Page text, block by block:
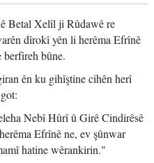
Betal Xelîl ji Rûdawê re
dîrokî yên li herêma Efrînê
bûne.
ên ku gihîştine cihên herî
Nebî Hûrî û Girê Cindirêsê
Efrînê ne, ev şûnwar
hatine wêrankirin."